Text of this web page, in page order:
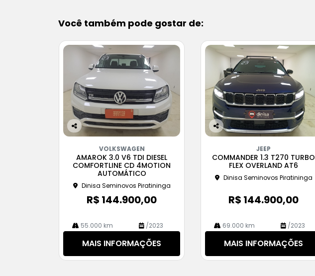
Você também pode gostar de:
Co
rtil
he
VOLKSWAGEN
AMAROK 3.0 V6 TDI DIESEL
COMFORTLINE CD 4MOTION
AUTOMÁTICO
Dinisa Seminovos Piratininga
R$ 144.900,00
55.000 km /2023
MAIS INFORMAÇÕES
Co
rtil
JEEP
COMMANDER 1.3 T270 TURBO
FLEX OVERLAND AT6
Dinisa Seminovos Piratininga
R$ 144.900,00
69.000 km /2023
MAIS INFORMAÇÕES